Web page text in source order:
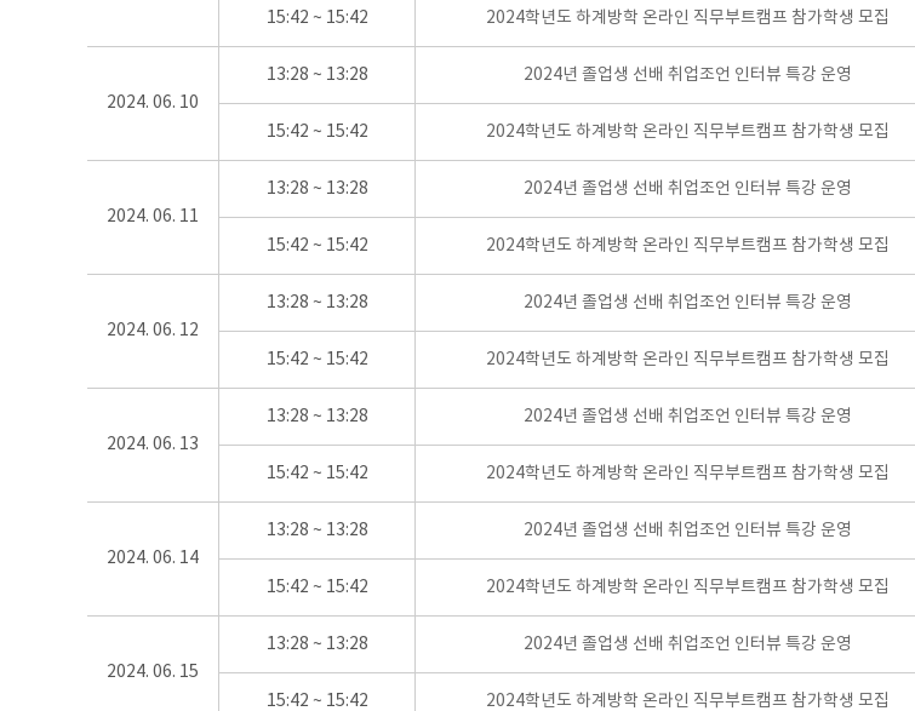
15:42 ~ 15:42 2024학년도 하계방학 온라인 직무부트캠프 참가학생 모집
2024. 06. 10
13:28 ~ 13:28 2024년 졸업생 선배 취업조언 인터뷰 특강 운영
15:42 ~ 15:42 2024학년도 하계방학 온라인 직무부트캠프 참가학생 모집
2024. 06. 11
13:28 ~ 13:28 2024년 졸업생 선배 취업조언 인터뷰 특강 운영
15:42 ~ 15:42 2024학년도 하계방학 온라인 직무부트캠프 참가학생 모집
2024. 06. 12
13:28 ~ 13:28 2024년 졸업생 선배 취업조언 인터뷰 특강 운영
15:42 ~ 15:42 2024학년도 하계방학 온라인 직무부트캠프 참가학생 모집
2024. 06. 13
13:28 ~ 13:28 2024년 졸업생 선배 취업조언 인터뷰 특강 운영
15:42 ~ 15:42 2024학년도 하계방학 온라인 직무부트캠프 참가학생 모집
2024. 06. 14
13:28 ~ 13:28 2024년 졸업생 선배 취업조언 인터뷰 특강 운영
15:42 ~ 15:42 2024학년도 하계방학 온라인 직무부트캠프 참가학생 모집
2024. 06. 15
13:28 ~ 13:28 2024년 졸업생 선배 취업조언 인터뷰 특강 운영
15:42 ~ 15:42 2024학년도 하계방학 온라인 직무부트캠프 참가학생 모집